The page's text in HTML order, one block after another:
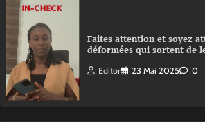
Faites attention et soyez
déformées qui sortent de
Editor 23 Mai 2025 0